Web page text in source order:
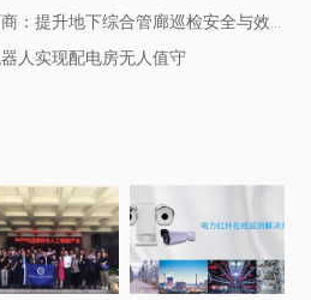
人实现配电房无人值守